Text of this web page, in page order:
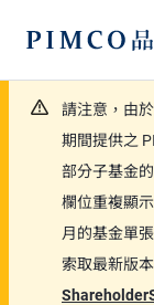
請注意，由
期間提供之
部分子基金
欄位重複顯
月的基金單
索取最新版